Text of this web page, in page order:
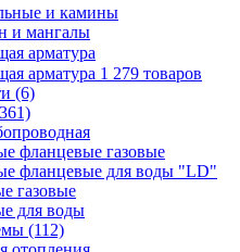
и камины
и мангалы
арматура
арматура 1 279 товаров
(6)
фланцевые газовые
фланцевые для воды "LD"
газовые
для воды
(112)